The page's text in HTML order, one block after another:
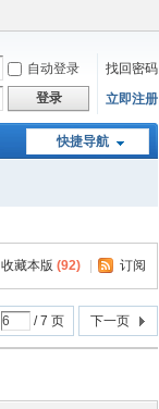
自动登录
找回密码
登录 立即注册
快捷导航
收藏本版 (92) 订阅
/ 7 页 下一页